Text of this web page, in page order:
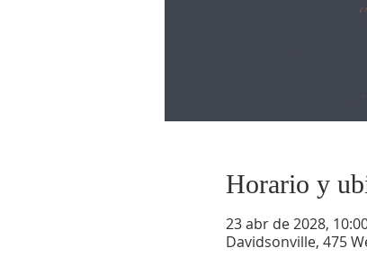
Horario y
23 abr de 2028,
Davidsonville, 475